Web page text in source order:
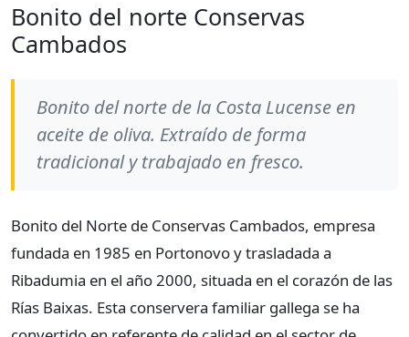
Bonito del norte Conservas
Cambados
Bonito del norte de la Costa Lucense en
aceite de oliva. Extraído de forma
tradicional y trabajado en fresco.
Bonito del Norte de Conservas Cambados, empresa
fundada en 1985 en Portonovo y trasladada a
Ribadumia en el año 2000, situada en el corazón de las
Rías Baixas. Esta conservera familiar gallega se ha